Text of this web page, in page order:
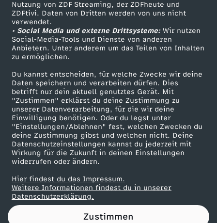
Nutzung von ZDF Streaming, der ZDFheute und
ZDFtivi. Daten von Dritten werden von uns nicht
verwendet.
• Social Media und externe Drittsysteme:Wir nutzen
Social-Media-Tools und Dienste von anderen
Anbietern. Unter anderem um das Teilen von Inhalten
zu ermöglichen.
Du kannst entscheiden, für welche Zwecke wir deine
Daten speichern und verarbeiten dürfen. Dies
betrifft nur dein aktuell genutztes Gerät. Mit
"Zustimmen" erklärst du deine Zustimmung zu
unserer Datenverarbeitung, für die wir deine
Einwilligung benötigen. Oder du legst unter
"Einstellungen/Ablehnen" fest, welchen Zwecken du
deine Zustimmung gibst und welchen nicht. Deine
Datenschutzeinstellungen kannst du jederzeit mit
Wirkung für die Zukunft in deinen Einstellungen
widerrufen oder ändern.
Hier findest du das Impressum.
Weitere Informationen findest du in unserer
Datenschutzerklärung.
Zustimmen
l
l
s
t
u
h
l
?
”
ZDF Unternehmen
Karriere
ZDF goes Schule
Werbefernsehen
Mainzelmännchen
Partner